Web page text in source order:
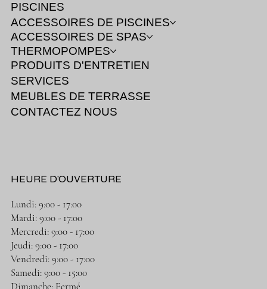
PISCINES
ACCESSOIRES DE PISCINES
ACCESSOIRES DE SPAS
THERMOPOMPES
PRODUITS D'ENTRETIEN
SERVICES
MEUBLES DE TERRASSE
CONTACTEZ NOUS
HEURE D'OUVERTURE
Lundi: 9:00 - 17:00
Mardi: 9:00 - 17:00
Mercredi: 9:00 - 17:00
Jeudi: 9:00 - 17:00
Vendredi: 9:00 - 17:00
Samedi: 9:00 - 15:00